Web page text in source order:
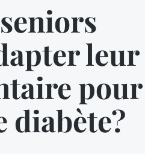
leur
pour
diabète?